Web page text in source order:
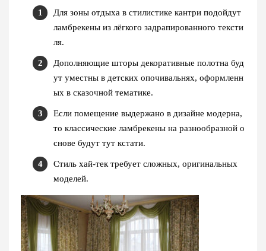
Для зоны отдыха в стилистике кантри подойдут
ламбрекены из лёгкого задрапированного тексти
ля.
Дополняющие шторы декоративные полотна буд
ут уместны в детских опочивальнях, оформленн
ых в сказочной тематике.
Если помещение выдержано в дизайне модерна,
то классические ламбрекены на разнообразной о
снове будут тут кстати.
Стиль хай-тек требует сложных, оригинальных
моделей.